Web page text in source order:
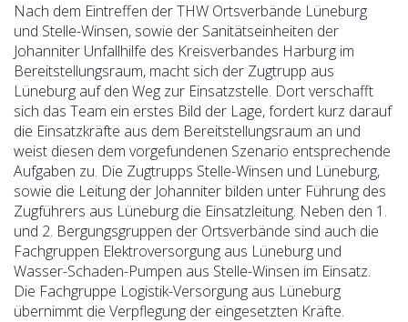
Nach dem Eintreffen der THW Ortsverbände Lüneburg
und Stelle-Winsen, sowie der Sanitätseinheiten der
Johanniter Unfallhilfe des Kreisverbandes Harburg im
Bereitstellungsraum, macht sich der Zugtrupp aus
Lüneburg auf den Weg zur Einsatzstelle. Dort verschafft
sich das Team ein erstes Bild der Lage, fordert kurz darauf
die Einsatzkräfte aus dem Bereitstellungsraum an und
weist diesen dem vorgefundenen Szenario entsprechende
Aufgaben zu. Die Zugtrupps Stelle-Winsen und Lüneburg,
sowie die Leitung der Johanniter bilden unter Führung des
Zugführers aus Lüneburg die Einsatzleitung. Neben den 1.
und 2. Bergungsgruppen der Ortsverbände sind auch die
Fachgruppen Elektroversorgung aus Lüneburg und
Wasser-Schaden-Pumpen aus Stelle-Winsen im Einsatz.
Die Fachgruppe Logistik-Versorgung aus Lüneburg
übernimmt die Verpflegung der eingesetzten Kräfte.